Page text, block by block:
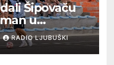
Šipovaču
u
izborio
ispao,
četvrtfinale
RADIO LJUBUŠKI